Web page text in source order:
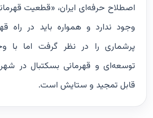
اصطلاح حرفه‌ای ایران، «قطعیت
وجود ندارد و همواره باید در راه
پرشماری را در نظر گرفت اما با
توسعه‌ای و قهرمانی بسکتبال در
قابل تمجید و ستایش است.